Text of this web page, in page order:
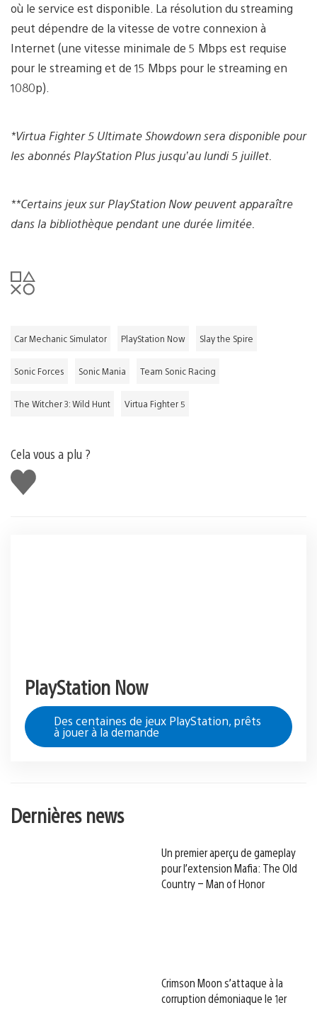
où le service est disponible. La résolution du streaming
peut dépendre de la vitesse de votre connexion à
Internet (une vitesse minimale de 5 Mbps est requise
pour le streaming et de 15 Mbps pour le streaming en
1080p).
*Virtua Fighter 5 Ultimate Showdown sera disponible pour
les abonnés PlayStation Plus jusqu’au lundi 5 juillet.
**Certains jeux sur PlayStation Now peuvent apparaître
dans la bibliothèque pendant une durée limitée.
Car Mechanic Simulator PlayStation Now Slay the Spire
Sonic Forces Sonic Mania Team Sonic Racing
The Witcher 3: Wild Hunt Virtua Fighter 5
Cela vous a plu ?
J'aime
PlayStation Now
Des centaines de jeux PlayStation, prêts
à jouer à la demande
Dernières news
Un premier aperçu de gameplay
pour l’extension Mafia: The Old
Country – Man of Honor
Crimson Moon s’attaque à la
corruption démoniaque le 1er